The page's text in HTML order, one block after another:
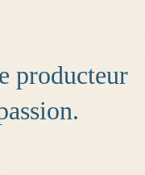
producteur